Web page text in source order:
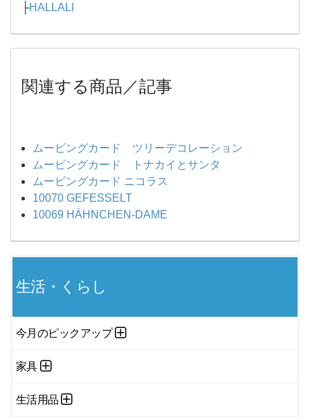
├HALLALI
関連する商品／記事
ムービングカード ツリーデコレーション
ムービングカード トナカイとサンタ
ムービングカード ニコラス
10070 GEFESSELT
10069 HÄHNCHEN-DAME
生活・くらし
今月のピックアップ
家具
生活用品